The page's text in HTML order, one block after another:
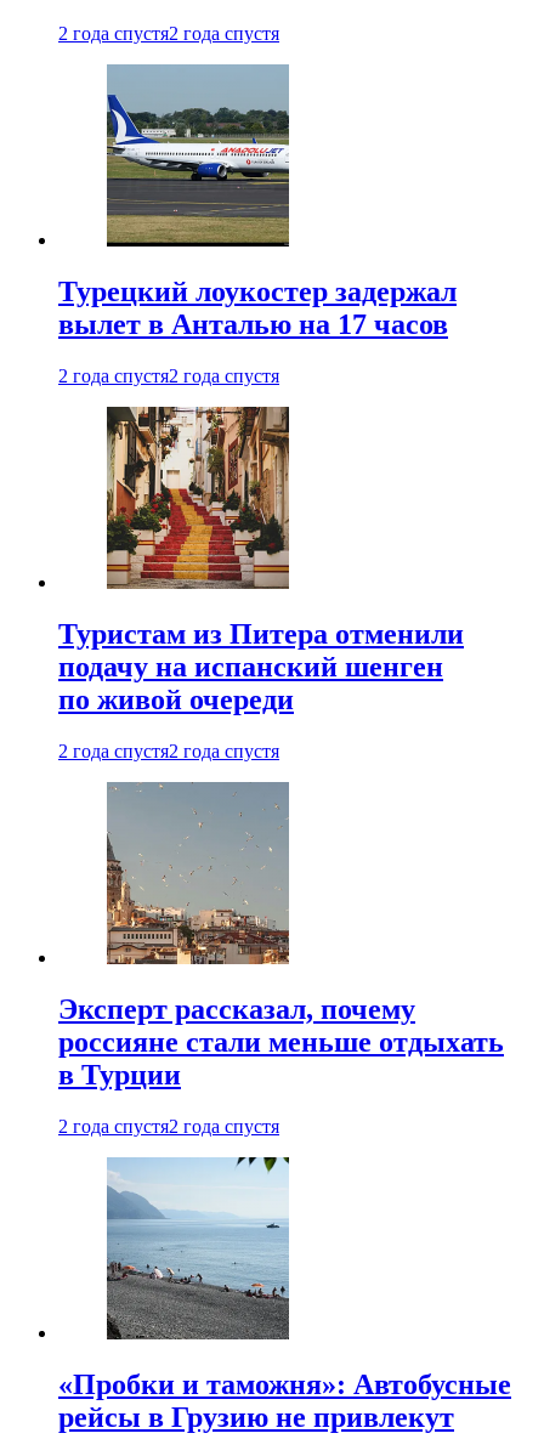
2 года спустя2 года спустя
Турецкий лоукостер задержал
вылет в Анталью на 17 часов
2 года спустя2 года спустя
Туристам из Питера отменили
подачу на испанский шенген
по живой очереди
2 года спустя2 года спустя
Эксперт рассказал, почему
россияне стали меньше отдыхать
в Турции
2 года спустя2 года спустя
«Пробки и таможня»: Автобусные
рейсы в Грузию не привлекут